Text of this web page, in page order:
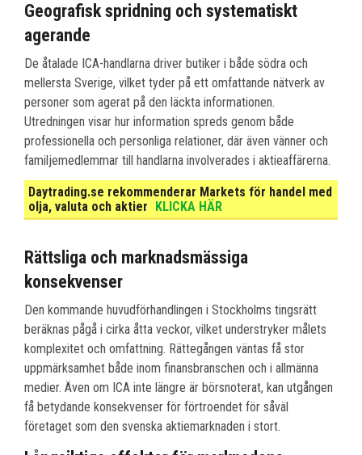
Geografisk spridning och systematiskt
agerande
De åtalade ICA-handlarna driver butiker i både södra och
mellersta Sverige, vilket tyder på ett omfattande nätverk av
personer som agerat på den läckta informationen.
Utredningen visar hur information spreds genom både
professionella och personliga relationer, där även vänner och
familjemedlemmar till handlarna involverades i aktieaffärerna.
Daytrading.se rekommenderar Markets för handel med
olja, valuta och aktier
KLICKA HÄR
Rättsliga och marknadsmässiga
konsekvenser
Den kommande huvudförhandlingen i Stockholms tingsrätt
beräknas pågå i cirka åtta veckor, vilket understryker målets
komplexitet och omfattning. Rättegången väntas få stor
uppmärksamhet både inom finansbranschen och i allmänna
medier. Även om ICA inte längre är börsnoterat, kan utgången
få betydande konsekvenser för förtroendet för såväl
företaget som den svenska aktiemarknaden i stort.